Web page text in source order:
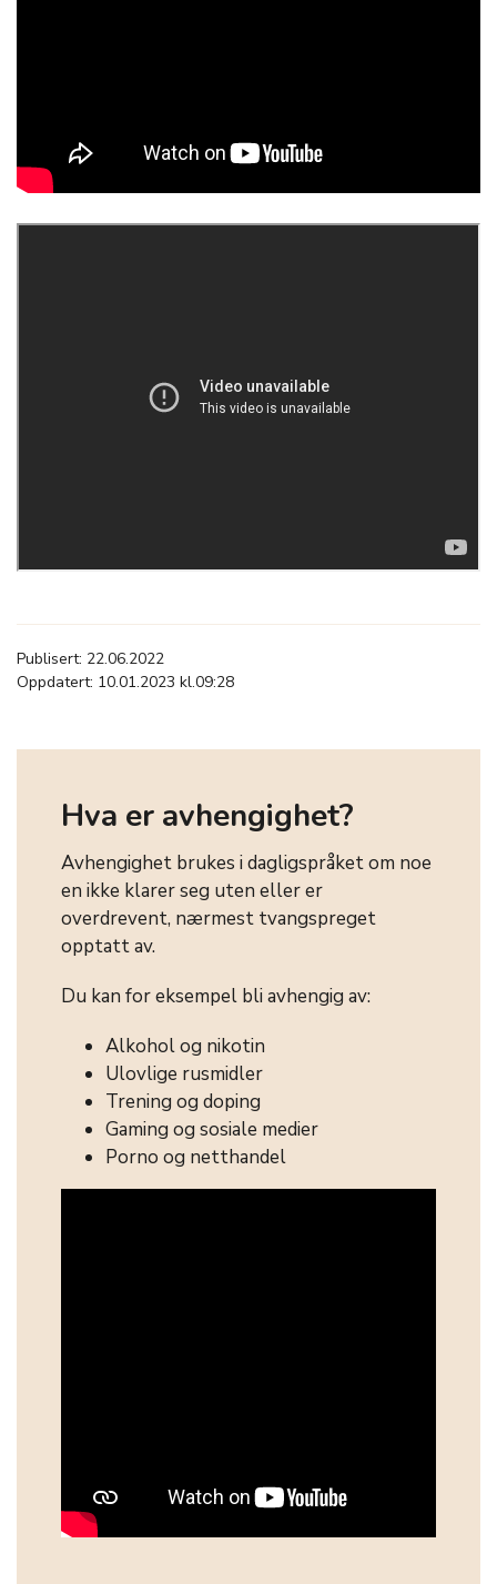
Publisert: 22.06.2022
Oppdatert: 10.01.2023 kl.09:28
Hva er avhengighet?
Avhengighet brukes i dagligspråket om noe
en ikke klarer seg uten eller er
overdrevent, nærmest tvangspreget
opptatt av.
Du kan for eksempel bli avhengig av:
Alkohol og nikotin
Ulovlige rusmidler
Trening og doping
Gaming og sosiale medier
Porno og netthandel